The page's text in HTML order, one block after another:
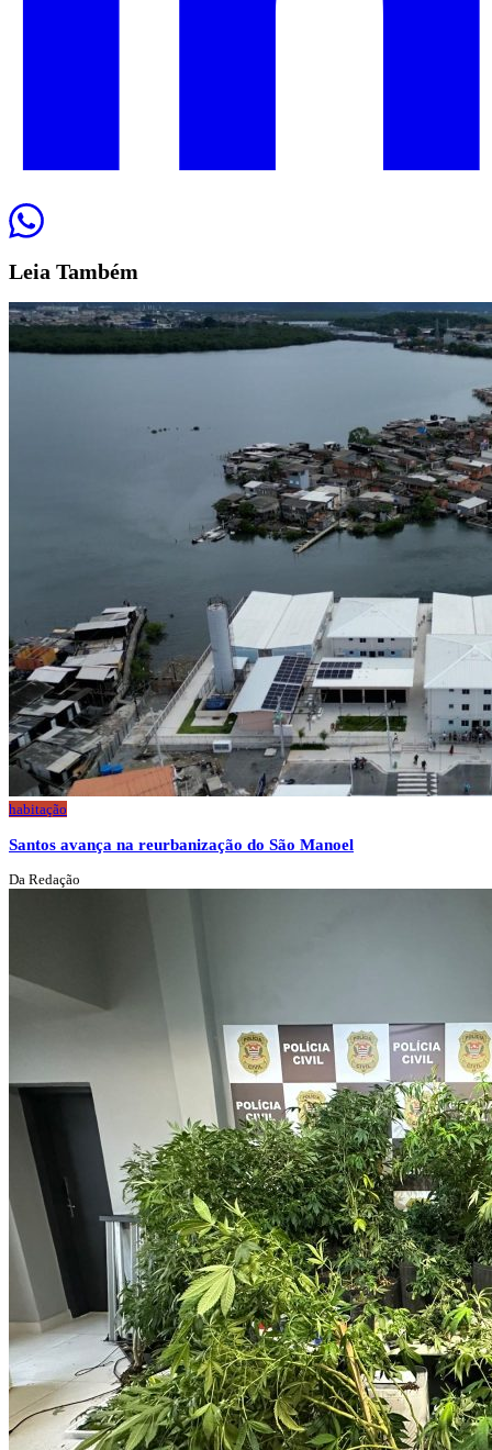
Leia Também
habitação
Santos avança na reurbanização do São Manoel
Da Redação